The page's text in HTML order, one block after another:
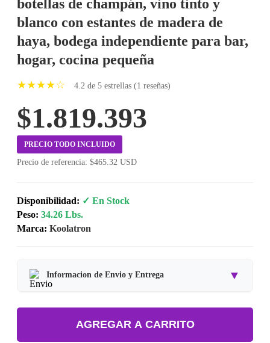
botellas de champán, vino tinto y
blanco con estantes de madera de
haya, bodega independiente para bar,
hogar, cocina pequeña
★★★★☆ 4.2 de 5 estrellas (1 reseñas)
$1.819.393
PRECIO TODO INCLUIDO
Precio de referencia: $465.32 USD
Disponibilidad: ✓ En Stock
Peso: 34.26 Lbs.
Marca: Koolatron
Informacion de Envio y Entrega ▼
Tipo de producto:Producto Importado.
Tiempo de entrega:Estimado de 7 a 15 dias habiles.
AGREGAR A CARRITO